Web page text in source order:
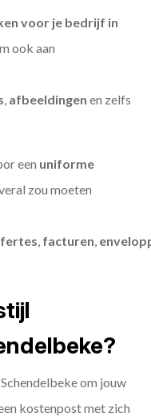
voor je bedrijf in
ook aan
, afbeeldingen en zelfs
een uniforme
zou moeten
, facturen,
om jouw
kostenpost met zich